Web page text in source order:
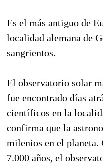
Es el más antiguo de
localidad alemana de
sangrientos.
El observatorio solar
fue encontrado días
científicos en la
confirma que la
milenios en el planeta.
7.000 años, el